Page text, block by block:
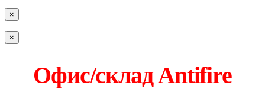
×
×
Офис/склад Antifire